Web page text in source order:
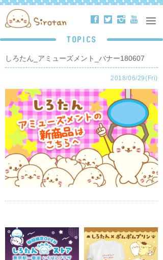
ä å ë ð
TOPICS
しろたん_アミューズメント_バナー180607
2018/06/29(Fri)